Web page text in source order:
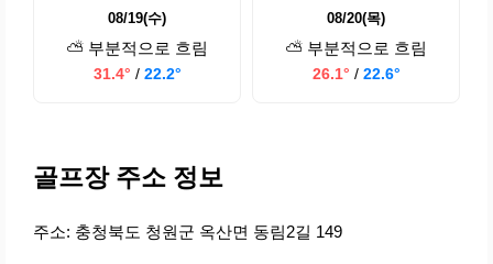
08/19(수)
⛅ 부분적으로 흐림
31.4° / 22.2°
08/20(목)
⛅ 부분적으로 흐림
26.1° / 22.6°
골프장 주소 정보
주소: 충청북도 청원군 옥산면 동림2길 149